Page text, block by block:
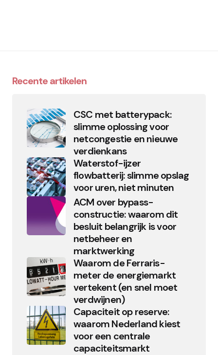
Recente artikelen
CSC met batterypack:
slimme oplossing voor
netcongestie en nieuwe
verdienkans
Waterstof-ijzer
flowbatterij: slimme opslag
voor uren, niet minuten
ACM over bypass-
constructie: waarom dit
besluit belangrijk is voor
netbeheer en
marktwerking
Waarom de Ferraris-
meter de energiemarkt
vertekent (en snel moet
verdwijnen)
Capaciteit op reserve:
waarom Nederland kiest
voor een centrale
capaciteitsmarkt